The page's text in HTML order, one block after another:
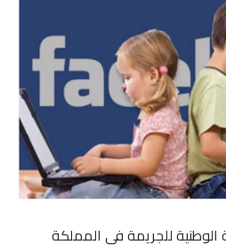
الوطنية للجريمة في المملكة